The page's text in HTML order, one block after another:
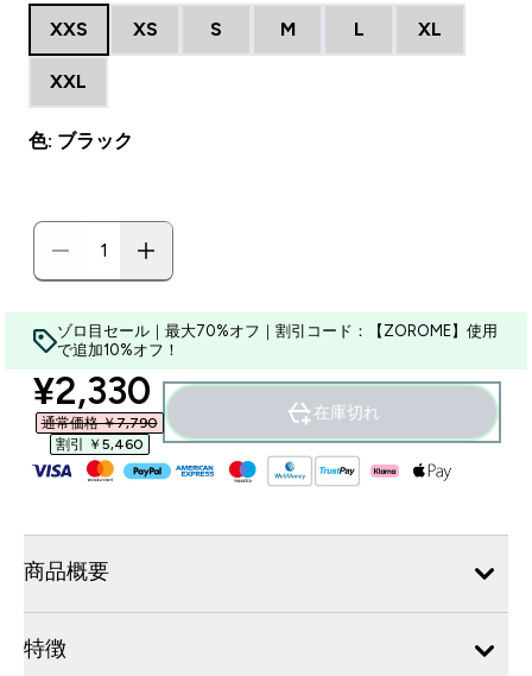
XXS XS S M L XL
XXL
色: ブラック
ゾロ目セール｜最大70%オフ｜割引コード：【ZOROME】使用
で追加10%オフ！
discounted price
¥2,330‎
通常価格 ￥7,790‎
割引 ￥5,460‎
在庫切れ
商品概要
特徴